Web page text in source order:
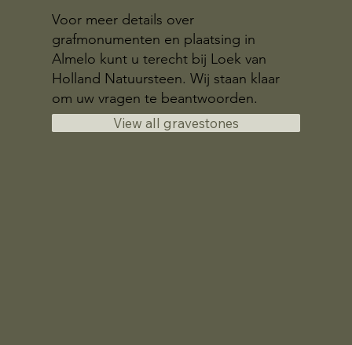
Voor meer details over
grafmonumenten en plaatsing in
Almelo kunt u terecht bij Loek van
Holland Natuursteen. Wij staan klaar
om uw vragen te beantwoorden.
View all gravestones